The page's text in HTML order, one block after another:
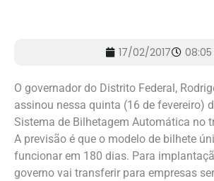
17/02/2017 08:05
O governador do Distrito Federal,
assinou nessa quinta (16 de fevereiro)
Sistema de Bilhetagem Automática no
A previsão é que o modelo de bilhete
funcionar em 180 dias. Para
governo vai transferir para empresas